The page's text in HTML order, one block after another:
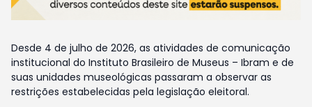
Desde 4 de julho de 2026, as atividades de comunicação
institucional do Instituto Brasileiro de Museus – Ibram e de
suas unidades museológicas passaram a observar as
restrições estabelecidas pela legislação eleitoral.